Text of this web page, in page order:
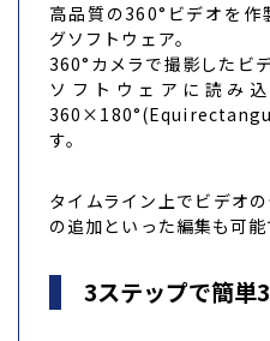
高品質の360°ビデオを作
グソフトウェア。
360°カメラで撮影したビ
ソフトウェアに読み
す。
タイムライン上でビデオ
の追加といった編集も可能
3ステップで簡単